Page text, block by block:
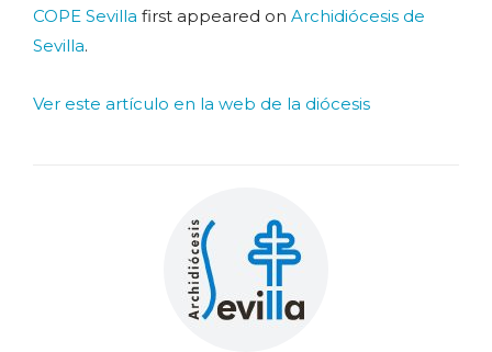
COPE Sevilla first appeared on Archidiócesis de
Sevilla.
Ver este artículo en la web de la diócesis